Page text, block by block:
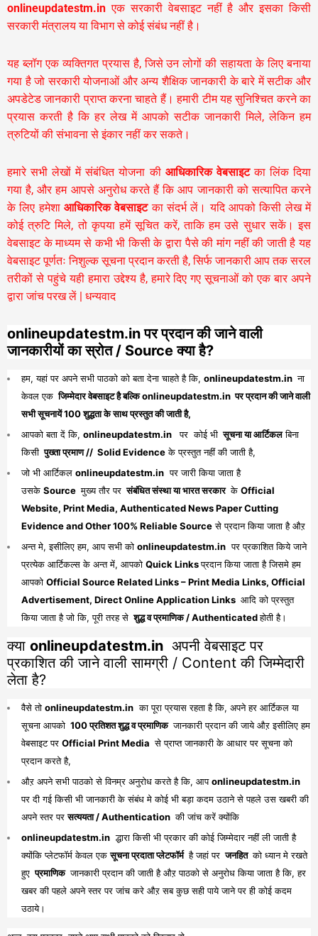
onlineupdatestm.in एक सरकारी वेबसाइट नहीं है और इसका किसी
सरकारी मंत्रालय या विभाग से कोई संबंध नहीं है।
यह ब्लॉग एक व्यक्तिगत प्रयास है, जिसे उन लोगों की सहायता के लिए बनाया
गया है जो सरकारी योजनाओं और अन्य शैक्षिक जानकारी के बारे में सटीक और
अपडेटेड जानकारी प्राप्त करना चाहते हैं। हमारी टीम यह सुनिश्चित करने का
प्रयास करती है कि हर लेख में आपको सटीक जानकारी मिले, लेकिन हम
त्रुटियों की संभावना से इंकार नहीं कर सकते।
हमारे सभी लेखों में संबंधित योजना की आधिकारिक वेबसाइटका लिंक दिया
गया है, और हम आपसे अनुरोध करते हैं कि आप जानकारी को सत्यापित करने
के लिए हमेशा आधिकारिक वेबसाइटका संदर्भ लें। यदि आपको किसी लेख में
कोई त्रुटि मिले, तो कृपया हमें सूचित करें, ताकि हम उसे सुधार सकें। इस
वेबसाइट के माध्यम से कभी भी किसी के द्वारा पैसे की मांग नहीं की जाती है यह
वेबसाइट पूर्णतः निशुल्क सूचना प्रदान करती है,सिर्फ जानकारी आप तक सरल
तरीकों से पहुंचे यही हमारा उद्देश्य है, हमारे दिए गए सूचनाओं को एक बार अपने
द्वारा जांच परख लें | धन्यवाद
onlineupdatestm.in पर प्रदान की जाने वाली
जानकारीयों का स्रोत / Source क्या है?
हम, यहां पर अपने सभी पाठको को बता देना चाहते है कि, onlineupdatestm.in ना
केवल एक जिम्मेदार वेबसाइट है बल्कि onlineupdatestm.in पर प्रदान की जाने वाली
सभी सूचनायें 100 शुद्धता के साथ प्रस्तुत की जाती है,
आपको बता दें कि, onlineupdatestm.in पर कोई भी सूचना या आर्टिकलबिना
किसी पुख्ता प्रमाण // Solid Evidenceके प्रस्तुत नहीं की जाती है,
जो भी आर्टिकल onlineupdatestm.in पर जारी किया जाता है
उसके Source मुख्य तौर पर संबंधित संस्था या भारत सरकार के Official
Website, Print Media, Authenticated News Paper Cutting
Evidence and Other 100% Reliable Sourceसे प्रदान किया जाता है औऱ
अन्त मे, इसीलिए हम, आप सभी को onlineupdatestm.in पर प्रकाशित किये जाने
प्रत्येक आर्टिकल्स के अन्त में, आपको Quick Linksप्रदान किया जाता है जिसमे हम
आपको Official Source Related Links – Print Media Links, Official
Advertisement, Direct Online Application Links आदि को प्रस्तुत
किया जाता है जो कि, पूरी तरह से शुद्ध व प्रमाणिक / Authenticatedहोती है।
क्या onlineupdatestm.in अपनी वेबसाइट पर
प्रकाशित की जाने वाली सामग्री / Content की जिम्मेदारी
लेता है?
वैसे तो onlineupdatestm.in का पूरा प्रयास रहता है कि, अपने हर आर्टिकल या
सूचना आपको 100 प्रतिशत शुद्ध व प्रमाणिक जानकारी प्रदान की जाये औऱ इसीलिए हम
वेबसाइट पर Official Print Media से प्राप्त जानकारी के आधार पर सूचना को
प्रदान करते है,
औऱ अपने सभी पाठको से विनम्र अनुरोध करते है कि, आपonlineupdatestm.in
पर दी गई किसी भी जानकारी के संबंध मे कोई भी बड़ा कदम उठाने से पहले उस खबरी की
अपने स्तर परसत्ययता / Authentication की जांच करें क्योंकि
onlineupdatestm.in द्धारा किसी भी प्रकार की कोई जिम्मेदार नहीं ली जाती है
क्योंकि प्लेटफॉर्म केवल एकसूचना प्रदाता प्लेटफॉर्म है जहां पर जनहित को ध्यान मे रखते
हुए प्रमाणिक जानकारी प्रदान की जाती है औऱ पाठको से अनुरोध किया जाता है कि, हर
खबर की पहले अपने स्तर पर जांच करे औऱ सब कुछ सही पाये जाने पर ही कोई कदम
उठाये।